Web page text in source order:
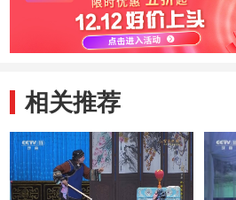
相关推荐